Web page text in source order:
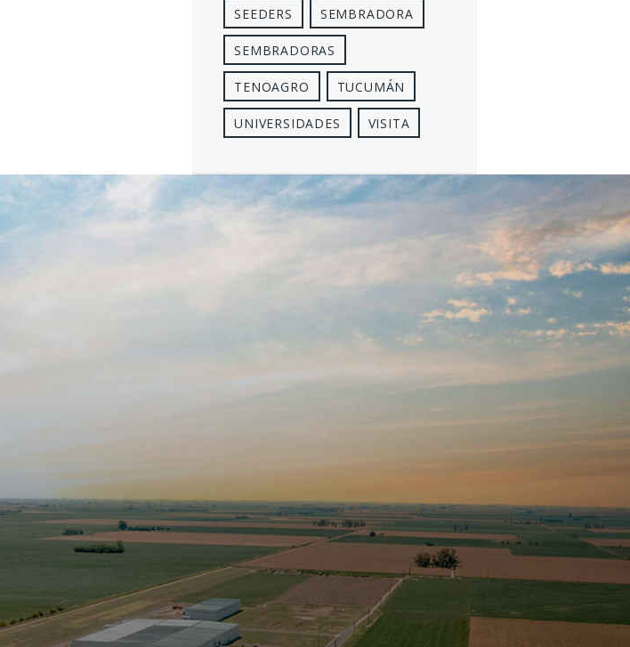
SEEDERS SEMBRADORA
SEMBRADORAS
TENOAGRO TUCUMÁN
UNIVERSIDADES VISITA